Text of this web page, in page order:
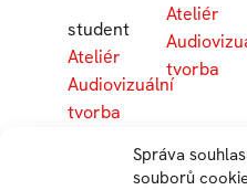
Správa
souborů
student
Ateliér
Audiovizuální
tvorba
Ateliér
tvorba